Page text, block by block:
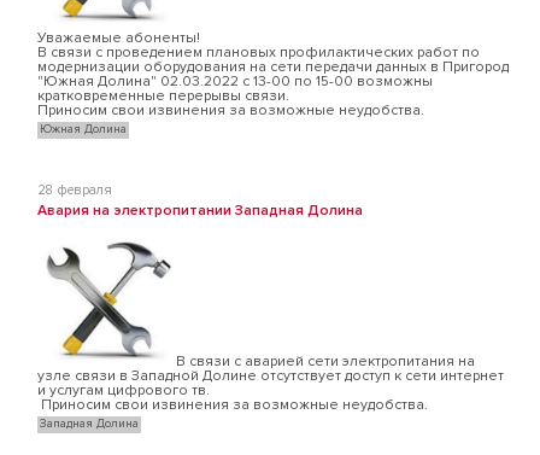
Уважаемые абоненты!
В связи с проведением плановых профилактических работ по
модернизации оборудования на сети передачи данных в Пригород
"Южная Долина" 02.03.2022 c 13-00 по 15-00 возможны
кратковременные перерывы связи.
Приносим свои извинения за возможные неудобства.
Южная Долина
28 февраля
Авария на электропитании Западная Долина
В связи с аварией сети электропитания на
узле связи в Западной Долине отсутствует доступ к сети интернет
и услугам цифрового тв.
Приносим свои извинения за возможные неудобства.
Западная Долина